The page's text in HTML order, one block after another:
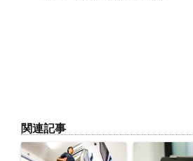
関連記事